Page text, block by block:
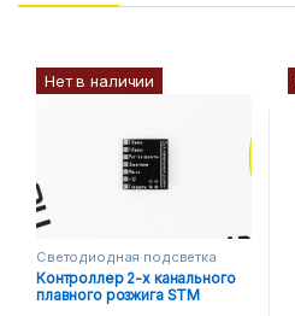
Нет в наличии
Светодиодная подсветка
Контроллер 2-х канального
плавного розжига STM